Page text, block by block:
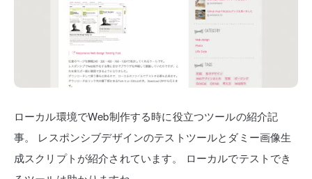
ローカル環境でWeb制作する時に役立つツールの紹介記
事。
レスポンシブデザインのテストツールとダミー画像生
成スクリプトが紹介されています。
ローカルでテストでき